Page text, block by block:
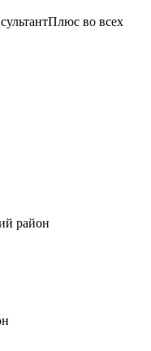
во всех
район